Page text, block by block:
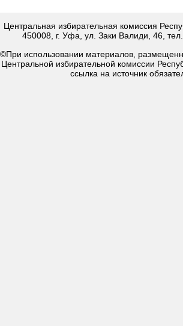
Центральная избирательная комиссия
450008, г. Уфа, ул. Заки Валиди, 46,
©При использовании материалов,
Центральной избирательной комиссии
ссылка на источник